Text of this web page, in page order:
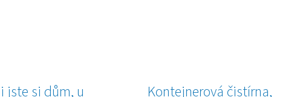
jste si dům, u
Kontejnerová čistírna,